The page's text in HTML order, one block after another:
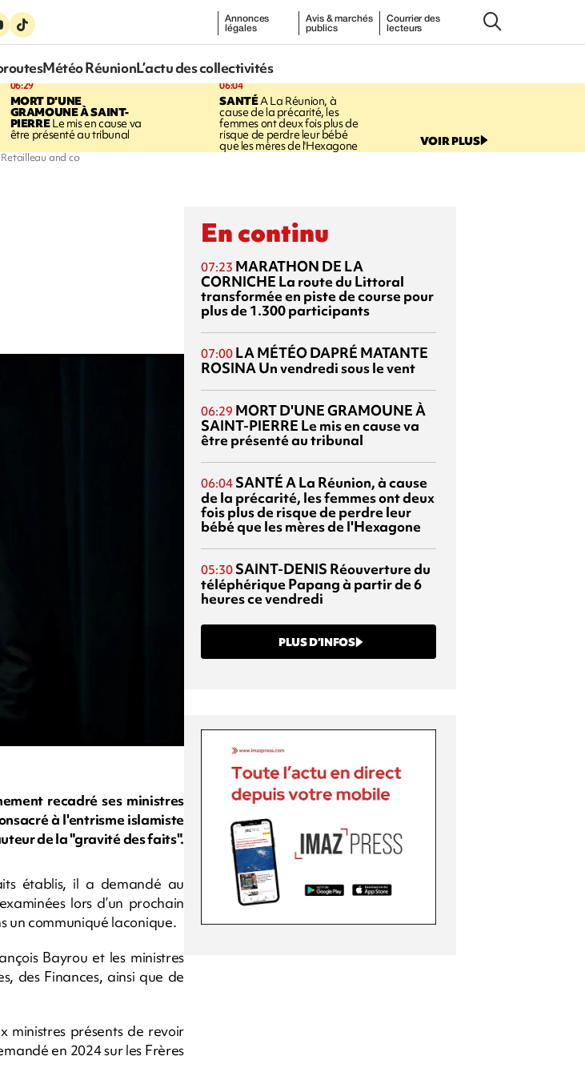
Annonces
légales
Avis & marchés
publics
Courrier des
lecteurs
Météo RéunionL’actu des collectivités
06:29
MORT D'UNE
GRAMOUNE À SAINT-
PIERRELe mis en cause va
être présenté au tribunal
06:04
SANTÉA La Réunion, à
cause de la précarité, les
femmes ont deux fois plus de
risque de perdre leur bébé
que les mères de l'Hexagone VOIR PLUS
and co
recadré ses ministres
à l'entrisme islamiste
de la "gravité des faits".
établis, il a demandé au
lors d’un prochain
un communiqué laconique.
Bayrou et les ministres
des Finances, ainsi que de
ministres présents de revoir
en 2024 sur les Frères
En continu
07:23 MARATHON DE LA
CORNICHE La route du Littoral
transformée en piste de course pour
plus de 1.300 participants
07:00 LA MÉTÉO DAPRÉ MATANTE
ROSINAUn vendredi sous le vent
06:29 MORT D'UNE GRAMOUNE À
SAINT-PIERRE Le mis en cause va
être présenté au tribunal
06:04 SANTÉA La Réunion, à cause
de la précarité, les femmes ont deux
fois plus de risque de perdre leur
bébé que les mères de l'Hexagone
05:30 SAINT-DENIS Réouverture du
téléphérique Papang à partir de 6
heures ce vendredi
PLUS D’INFOS